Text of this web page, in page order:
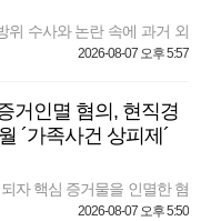
위 수사와 논란 속에 과거 외
2026-08-07 오후 5:57
거인멸 혐의, 현직경
´가족사건 상피제´
자 핵심 증거물을 인멸한 혐
2026-08-07 오후 5:50